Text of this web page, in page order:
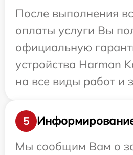
После выполнения
оплаты услуги Вы
официальную
устройства Harman
на все виды работ и
5
Мы сообщим Вам о